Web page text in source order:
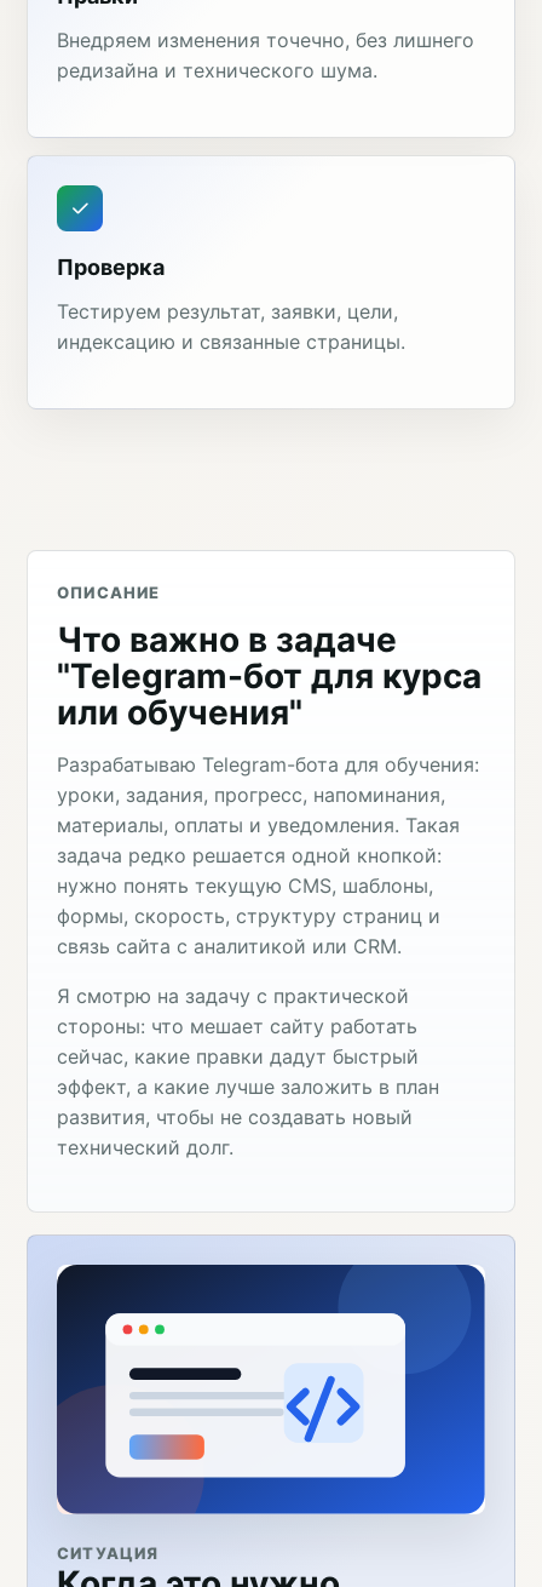
Внедряем изменения точечно, без лишнего
редизайна и технического шума.
Проверка
Тестируем результат, заявки, цели,
индексацию и связанные страницы.
ОПИСАНИЕ
Что важно в задаче
"Telegram-бот для курса
или обучения"
Разрабатываю Telegram-бота для обучения:
уроки, задания, прогресс, напоминания,
материалы, оплаты и уведомления. Такая
задача редко решается одной кнопкой:
нужно понять текущую CMS, шаблоны,
формы, скорость, структуру страниц и
связь сайта с аналитикой или CRM.
Я смотрю на задачу с практической
стороны: что мешает сайту работать
сейчас, какие правки дадут быстрый
эффект, а какие лучше заложить в план
развития, чтобы не создавать новый
технический долг.
СИТУАЦИЯ